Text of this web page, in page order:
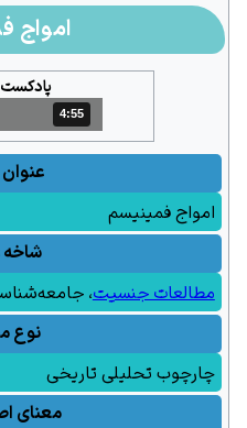
امواج
پادکست
مدت: 4 دقیقه و 55 ثانیه
4:55
امواج فمینیسم
مطالعات جنسیت،
نوع
چارچوب تحلیلی تاریخی
معنای